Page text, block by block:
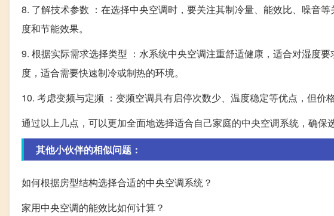
8. 了解技术参数 ：在选择中央空调时，要关注其制冷量、能效比、噪音
度和节能效果。
9. 根据实际需求选择类型 ：水系统中央空调注重舒适健康，适合对湿度
度，适合需要快速制冷或制热的环境。
10. 考虑变频与定频 ：变频空调具有启停次数少、温度稳定等优点，但价
通过以上几点，可以更加全面地选择适合自己家庭的中央空调系统，确保
其他小伙伴的相似问题：
如何根据房型结构选择合适的中央空调系统？
家用中央空调的能效比如何计算？